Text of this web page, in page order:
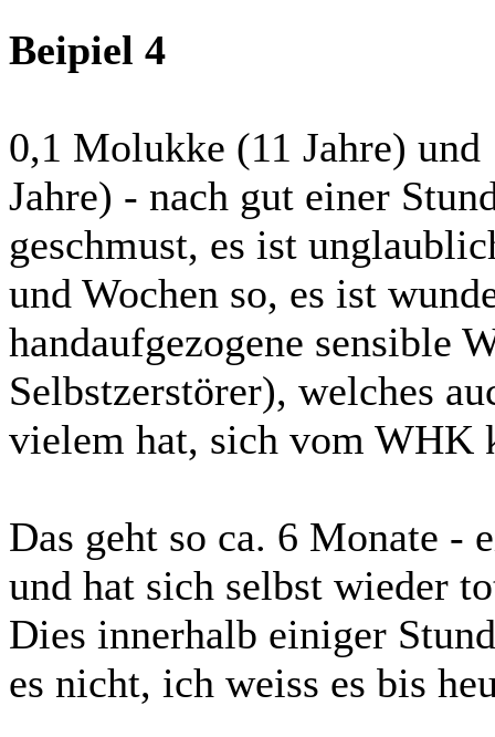
Beipiel 4
0,1 Molukke (11 Jahre) und
Jahre) - nach gut einer
geschmust, es ist
und Wochen so, es ist
handaufgezogene sensible
Selbstzerstörer), welches
vielem hat, sich vom WHK
Das geht so ca. 6 Monate -
und hat sich selbst wieder
Dies innerhalb einiger
es nicht, ich weiss es bis